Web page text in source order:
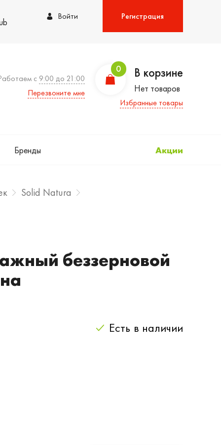
Войти Регистрация
с 9:00 до 21:00
Перезвоните мне
0 В корзине
Нет товаров
Избранные товары
Бренды Акции
Solid Natura
беззерновой
Есть в наличии